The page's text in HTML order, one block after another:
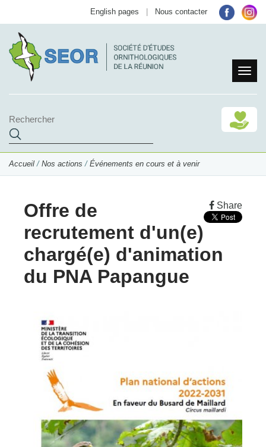
English pages Nous contacter
Accueil / Nos actions / Événements en cours et à venir
Share
Offre de
recrutement d'un(e)
chargé(e) d'animation
du PNA Papangue